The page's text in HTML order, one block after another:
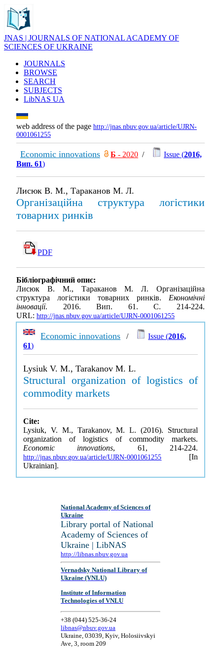
JNAS | JOURNALS OF NATIONAL ACADEMY OF
SCIENCES OF UKRAINE
JOURNALS
BROWSE
SEARCH
SUBJECTS
LibNAS UA
web address of the page http://jnas.nbuv.gov.ua/article/UJRN-
0001061255
Economic innovations Б - 2020 / Issue (2016,
Вип. 61)
Лисюк В. М., Тараканов М. Л.
Організаційна структура логістики
товарних ринків
PDF
Бібліографічний опис:
Лисюк В. М., Тараканов М. Л. Організаційна
структура логістики товарних ринків. Економічні
інновації. 2016. Вип. 61. С. 214-224.
URL: http://jnas.nbuv.gov.ua/article/UJRN-0001061255
Economic innovations / Issue (2016,
61)
Lysiuk V. M., Tarakanov M. L.
Structural organization of logistics of
commodity markets
Cite:
Lysiuk, V. M., Tarakanov, M. L. (2016). Structural
organization of logistics of commodity markets.
Economic innovations, 61, 214-224.
http://jnas.nbuv.gov.ua/article/UJRN-0001061255 [In
Ukrainian].
National Academy of Sciences of
Ukraine
Library portal of National
Academy of Sciences of
Ukraine | LibNAS
http://libnas.nbuv.gov.ua
Vernadsky National Library of
Ukraine (VNLU)
Institute of Information
Technologies of VNLU
+38 (044) 525-36-24
libnas@nbuv.gov.ua
Ukraine, 03039, Kyiv, Holosiivskyi
Ave, 3, room 209